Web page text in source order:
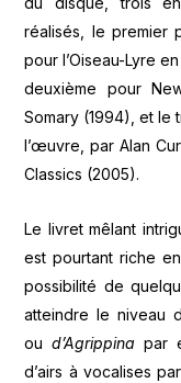
réalisés, le premier
pour l’Oiseau-Lyre
deuxième pour
Somary (1994), et le
l’œuvre, par Alan
Classics (2005).
Le livret mêlant
est pourtant riche
possibilité de
atteindre le niveau
oud’Agrippina par
d’airs à vocalises